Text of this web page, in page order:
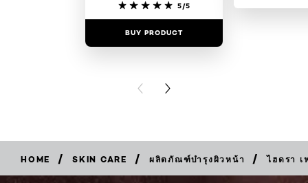
5/5
BUY PRODUCT
PREVIOUS CARD
NEXT CARD
HOME / SKIN CARE / ผลิตภัณฑ์บำรุงผิวหน้า / ไฮดรา เ